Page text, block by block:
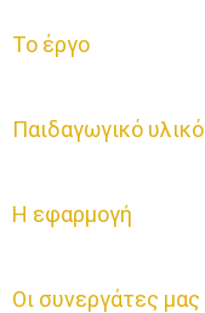
Το έργο
Παιδαγωγικό υλικό
Η εφαρμογή
Οι συνεργάτες μας